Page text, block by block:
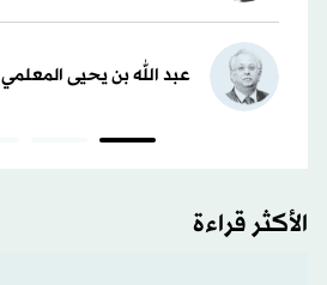
عبد الله بن يحيى المعلمي
الأكثر قراءة